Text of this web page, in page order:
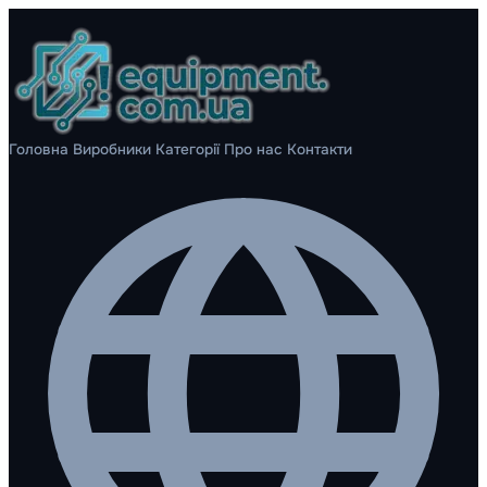
Головна Виробники Категорії Про нас Контакти